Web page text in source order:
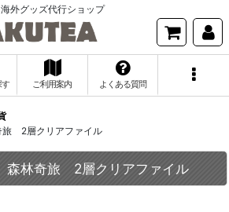
海外グッズ代行ショップ
す ご利用案内 よくある質問
2層クリアファイル
林奇旅 2層クリアファイル